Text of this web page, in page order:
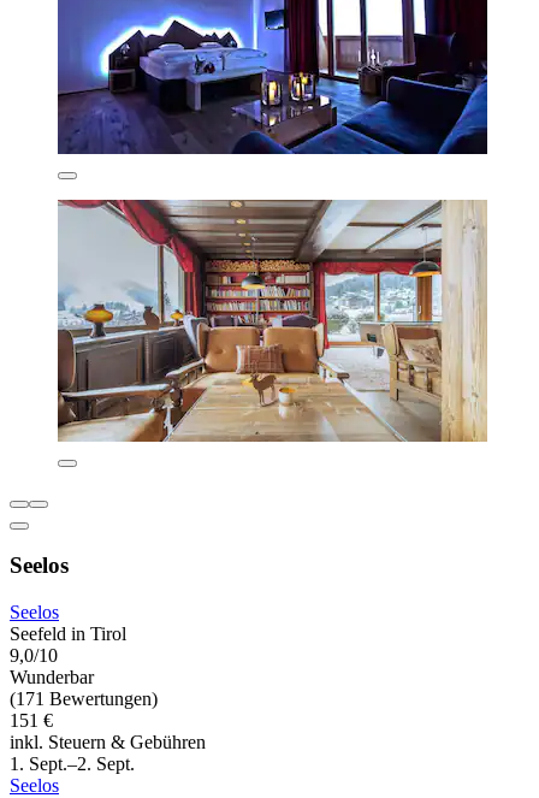
Seelos
Seelos
Seefeld in Tirol
9,0/10
Wunderbar
(171 Bewertungen)
151 €
inkl. Steuern & Gebühren
1. Sept.–2. Sept.
Seelos